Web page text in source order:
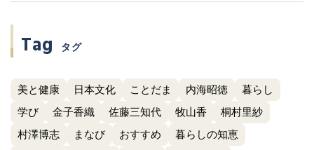
Tag タグ
美と健康 日本文化 ことだま 内海昭徳
暮らし
学び
金子香織 佐藤三知代 牧山香
桐村里紗
村澤博志
まなび おすすめ
暮らしの知恵